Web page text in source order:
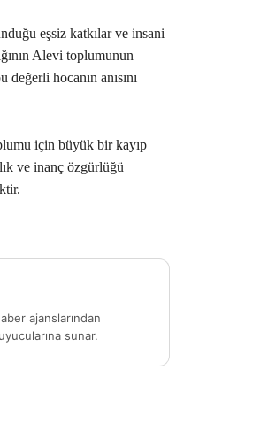
eşsiz katkılar ve insani
Alevi toplumunun
hocanın anısını
için büyük bir kayıp
ve inanç özgürlüğü
ajanslarından
sunar.